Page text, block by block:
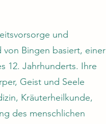
und
Bingen basiert, einer
12. Jahrhunderts. Ihre
Geist und Seele
Kräuterheilkunde,
des menschlichen